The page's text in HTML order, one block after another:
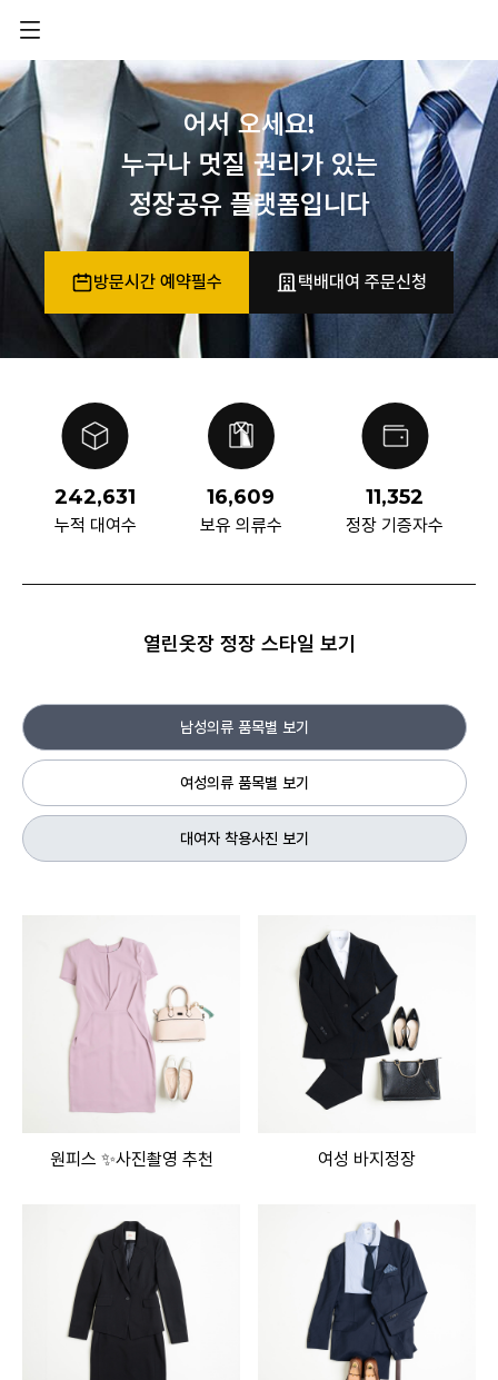
어서 오세요!
누구나 멋질 권리가 있는
정장공유 플랫폼입니다
방문시간 예약필수 택배대여 주문신청
242,631
누적 대여수
16,609
보유 의류수
11,352
정장 기증자수
열린옷장 정장 스타일 보기
남성의류 품목별 보기
여성의류 품목별 보기
대여자 착용사진 보기
원피스 ✨사진촬영 추천 여성 바지정장